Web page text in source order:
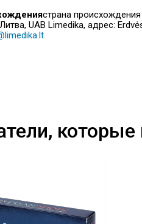
страна происхождения
Литва, UAB Limedika, адрес:
которые